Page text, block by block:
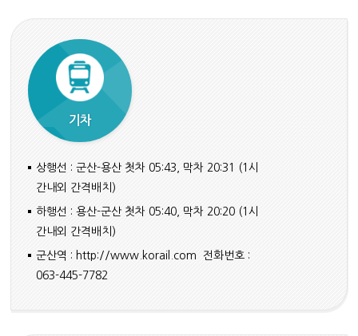
기차
상행선 : 군산-용산 첫차 05:43, 막차 20:31 (1시
간내외 간격배치)
하행선 : 용산-군산 첫차 05:40, 막차 20:20 (1시
간내외 간격배치)
군산역 : http://www.korail.com
전화번호 :
063-445-7782